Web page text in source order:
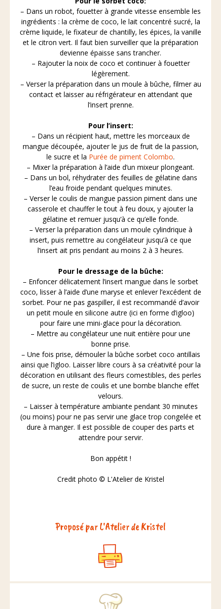
– Dans un robot, fouetter à grande vitesse ensemble les
ingrédients : la crème de coco, le lait concentré sucré, la
crème liquide, le fixateur de chantilly, les épices, la vanille
et le citron vert. Il faut bien surveiller que la préparation
devienne épaisse sans trancher.
– Rajouter la noix de coco et continuer à fouetter
légèrement.
– Verser la préparation dans un moule à bûche, filmer au
contact et laisser au réfrigérateur en attendant que
l’insert prenne.
Pour l’insert:
– Dans un récipient haut, mettre les morceaux de
mangue découpée, ajouter le jus de fruit de la passion,
le sucre et la Purée de piment Colombo.
– Mixer la préparation à l’aide d’un mixeur plongeant.
– Dans un bol, réhydrater des feuilles de gélatine dans
l’eau froide pendant quelques minutes.
– Verser le coulis de mangue passion piment dans une
casserole et chauffer le tout à feu doux, y ajouter la
gélatine et remuer jusqu’à ce qu’elle fonde.
– Verser la préparation dans un moule cylindrique à
insert, puis remettre au congélateur jusqu’à ce que
l’insert ait pris pendant au moins 2 à 3 heures.
Pour le dressage de la bûche:
– Enfoncer délicatement l’insert mangue dans le sorbet
coco, lisser à l’aide d’une maryse et enlever l’excédent de
sorbet. Pour ne pas gaspiller, il est recommandé d’avoir
un petit moule en silicone autre (ici en forme d’igloo)
pour faire une mini-glace pour la décoration.
– Mettre au congélateur une nuit entière pour une
bonne prise.
– Une fois prise, démouler la bûche sorbet coco antillais
ainsi que l’igloo. Laisser libre cours à sa créativité pour la
décoration en utilisant des fleurs comestibles, des perles
de sucre, un reste de coulis et une bombe blanche effet
velours.
– Laisser à température ambiante pendant 30 minutes
(ou moins) pour ne pas servir une glace trop congelée et
dure à manger. Il est possible de couper des parts et
attendre pour servir.
Bon appétit !
Credit photo © L'Atelier de Kristel
Proposé par L'Atelier de Kristel